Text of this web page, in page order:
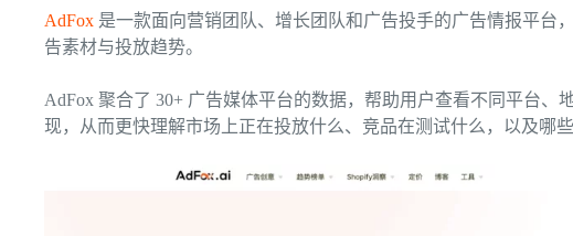
AdFox 是一款面向营销团队、增长团队和广告投手的广告情报平台
告素材与投放趋势。
AdFox 聚合了 30+ 广告媒体平台的数据，帮助用户查看不同平台、
现，从而更快理解市场上正在投放什么、竞品在测试什么，以及哪